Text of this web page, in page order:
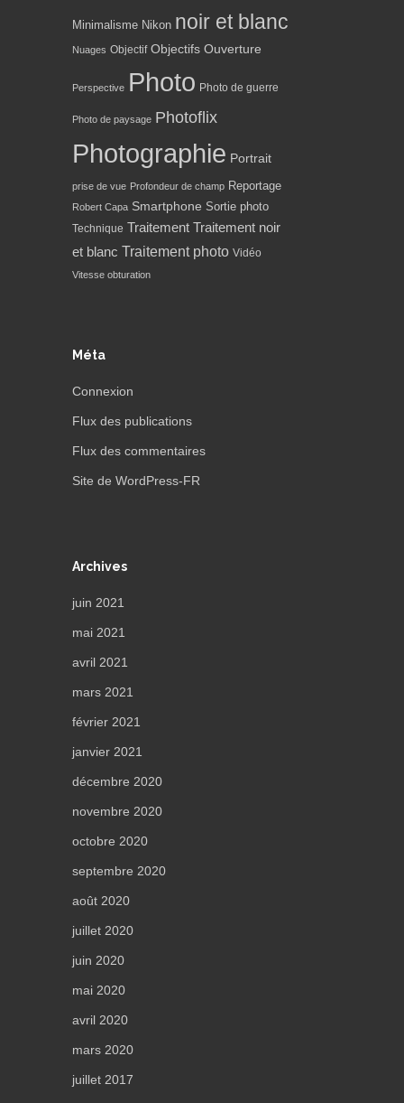
Minimalisme Nikon noir et blanc
Nuages Objectif Objectifs Ouverture
Perspective Photo Photo de guerre
Photo de paysage Photoflix
Photographie Portrait
prise de vue Profondeur de champ Reportage
Robert Capa Smartphone Sortie photo
Technique Traitement Traitement noir
et blanc Traitement photo Vidéo
Vitesse obturation
Méta
Connexion
Flux des publications
Flux des commentaires
Site de WordPress-FR
Archives
juin 2021
mai 2021
avril 2021
mars 2021
février 2021
janvier 2021
décembre 2020
novembre 2020
octobre 2020
septembre 2020
août 2020
juillet 2020
juin 2020
mai 2020
avril 2020
mars 2020
juillet 2017